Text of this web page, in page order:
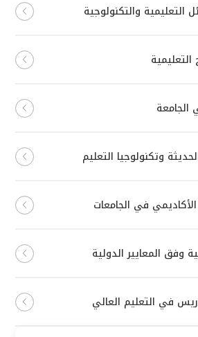
التعليمية والتكنولوجية
التعليمية
وتكنولوجيا التعليم
الأكاديمي في الجامعات
وفق المعايير الدولية
في التعليم العالي